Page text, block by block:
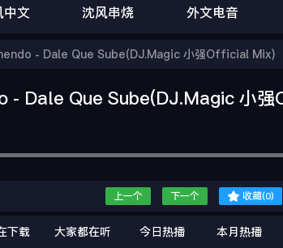
中文 沈风串烧 外文电音
- Dale Que Sube(DJ.Magic 小强Official Mix)
- Dale Que Sube(DJ.Magic 小
上一个 下一个  收藏(0)
下载 大家都在听 今日热播 本月热播